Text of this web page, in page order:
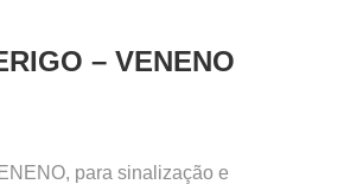
– VENENO
para sinalização e